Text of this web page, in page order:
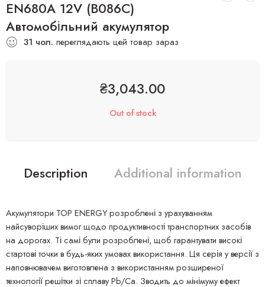
EN680A 12V (B086C)
Автомобільний акумулятор
31 чол. переглядають цей товар зараз
₴3,043.00
Out of stock
Description Additional information
Акумулятори TOP ENERGY розроблені з урахуванням
найсуворіших вимог щодо продуктивності транспортних засобів
на дорогах. Ті самі були розроблені, щоб гарантувати високі
стартові точки в будь-яких умовах використання. Ця серія у версії з
наповнювачем виготовлена ​​з використанням розширеної
технології решітки зі сплаву Pb/Ca. Зводить до мінімуму ефект